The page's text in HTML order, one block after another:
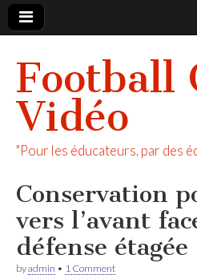
Football
Vidéo
"Pour les éducateurs, par des
Conservation
vers l’avant
défense étagée
byadmin • 1 Comment